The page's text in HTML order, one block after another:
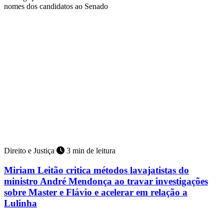
nomes dos candidatos ao Senado
Direito e Justiça 3 min de leitura
Miriam Leitão critica métodos lavajatistas do
ministro André Mendonça ao travar investigações
sobre Master e Flávio e acelerar em relação a
Lulinha